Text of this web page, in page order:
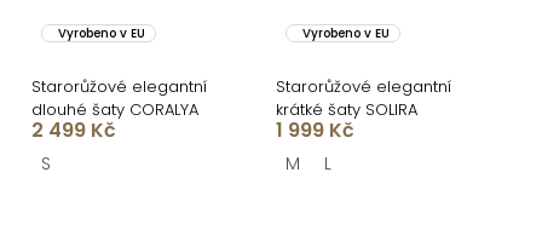
Vyrobeno v EU
Starorůžové elegantní
dlouhé šaty CORALYA
2 499 Kč
S
Vyrobeno v EU
Starorůžové elegantní
krátké šaty SOLIRA
1 999 Kč
M L